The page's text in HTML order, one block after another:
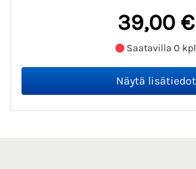
39,00 €
Saatavilla 0 kpl